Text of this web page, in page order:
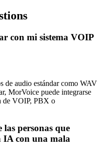
con mi sistema VOIP
de audio estándar como WAV
MorVoice puede integrarse
de VOIP, PBX o
las personas que
IA con una mala